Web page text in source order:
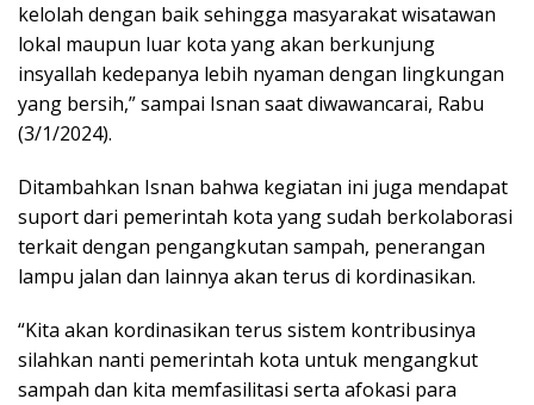
kelolah dengan baik sehingga masyarakat wisatawan
lokal maupun luar kota yang akan berkunjung
insyallah kedepanya lebih nyaman dengan lingkungan
yang bersih,” sampai Isnan saat diwawancarai, Rabu
(3/1/2024).
Ditambahkan Isnan bahwa kegiatan ini juga mendapat
suport dari pemerintah kota yang sudah berkolaborasi
terkait dengan pengangkutan sampah, penerangan
lampu jalan dan lainnya akan terus di kordinasikan.
“Kita akan kordinasikan terus sistem kontribusinya
silahkan nanti pemerintah kota untuk mengangkut
sampah dan kita memfasilitasi serta afokasi para